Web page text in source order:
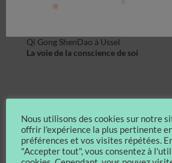
Qi Gong ShenDao à Ussel
La voie de la conscience de soi
Nous utilisons des cookies sur notre
offrir l'expérience la plus pertinente
préférences et vos visites répétées.
"Accepter tout", vous consentez à